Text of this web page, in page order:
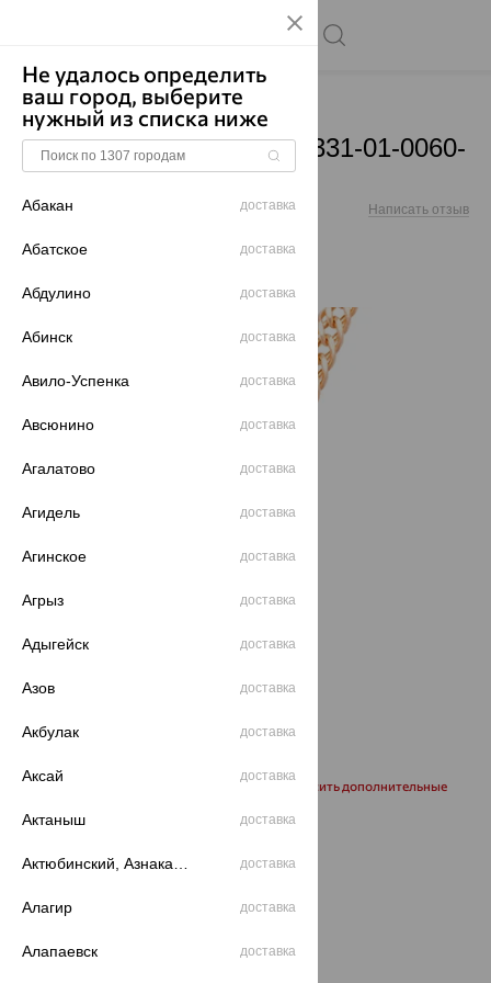
Главная Каталог Цепи
Цепь, золото, красный, 331-01-0060-
30176
Артикул: Написать отзыв
Запросить дополнительные
Размеры:
40 60
Калькулятор размера
Не удалось определить
ваш город, выберите
нужный из списка ниже
Абакан доставка
Абатское доставка
Абдулино доставка
Абинск доставка
Авило-Успенка доставка
Авсюнино доставка
Агалатово доставка
Агидель доставка
Агинское доставка
Агрыз доставка
Адыгейск доставка
Азов доставка
Акбулак доставка
Аксай доставка
Актаныш доставка
доставка
Алагир доставка
Алапаевск доставка